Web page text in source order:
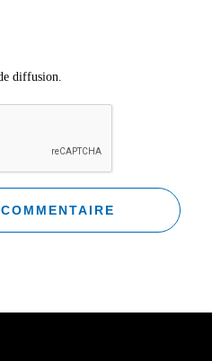
diffusion.